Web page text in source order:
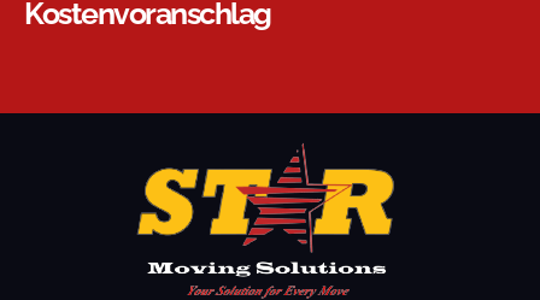
Kostenvoranschlag